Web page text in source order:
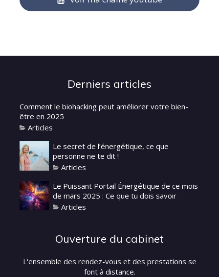
Derniers articles
Comment le biohacking peut améliorer votre bien-
être en 2025
Articles
Le secret de l’énergétique, ce que
personne ne te dit !
Articles
Le Puissant Portail Énergétique de ce mois
de mars 2025 : Ce que tu dois savoir
Articles
Ouverture du cabinet
L'ensemble des rendez-vous et des prestations se
font à distance.